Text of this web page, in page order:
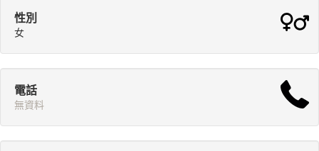
性別
女
電話
無資料